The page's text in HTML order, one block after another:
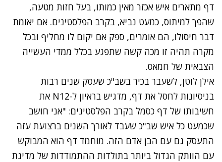
דף מתארים איש אכזר מאין כמותו, בעל חזות מטעה,
שהפך למיתוס, כמעט נביא, בקרב הפלסטינים. אם יאומת
דבר חיסולו, הם אומרים, ספק אם יקום לו מחליף ובכל
מקרה תהיה זו מכה קשה שתפגע בכלל ממדי העשייה
הצבאית של חמאס.
אילן לוטן, לשעבר בכיר בשב"כ שעסק שנים רבות
בניסיונות לחסל את דף, מדגיש בראיון ל-N12 את
חשיבותו של דף כסמל בקרב הפלסטינים: "אני חושב
שכמעט כל איש שב"כ שעבד לאורך השנים ברצועת עזה
התעסק גם עם הבן אדם הזה. מוחמד דף הוא המבוקש
עם הוותק הגדול ביותר בתולדות ההתמודדות של מדינת